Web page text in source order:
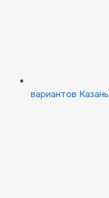
вариантов Казань